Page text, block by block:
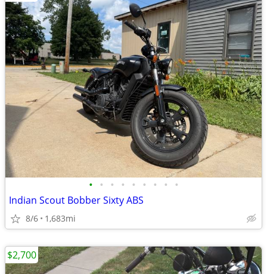
• • • • • • • • •
Indian Scout Bobber Sixty ABS
8/6 1,683mi
$2,700